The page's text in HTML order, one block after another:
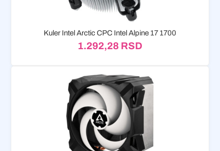
Kuler Intel Arctic CPC Intel Alpine 17 1700
1.292,28 RSD